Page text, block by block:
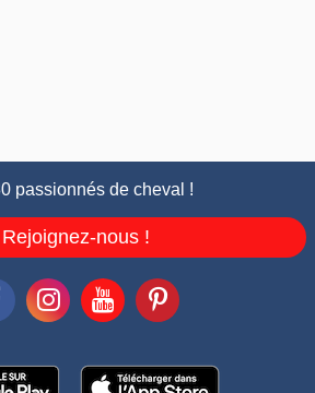
passionnés de cheval !
Rejoignez-nous !